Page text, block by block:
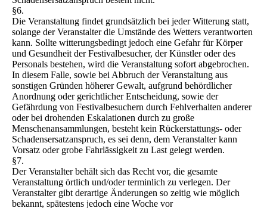
§6.
Die Veranstaltung findet grundsätzlich bei jeder Witterung statt,
solange der Veranstalter die Umstände des Wetters verantworten
kann. Sollte witterungsbedingt jedoch eine Gefahr für Körper
und Gesundheit der Festivalbesucher, der Künstler oder des
Personals bestehen, wird die Veranstaltung sofort abgebrochen.
In diesem Falle, sowie bei Abbruch der Veranstaltung aus
sonstigen Gründen höherer Gewalt, aufgrund behördlicher
Anordnung oder gerichtlicher Entscheidung, sowie der
Gefährdung von Festivalbesuchern durch Fehlverhalten anderer
oder bei drohenden Eskalationen durch zu große
Menschenansammlungen, besteht kein Rückerstattungs- oder
Schadensersatzanspruch, es sei denn, dem Veranstalter kann
Vorsatz oder grobe Fahrlässigkeit zu Last gelegt werden.
§7.
Der Veranstalter behält sich das Recht vor, die gesamte
Veranstaltung örtlich und/oder terminlich zu verlegen. Der
Veranstalter gibt derartige Änderungen so zeitig wie möglich
bekannt, spätestens jedoch eine Woche vor